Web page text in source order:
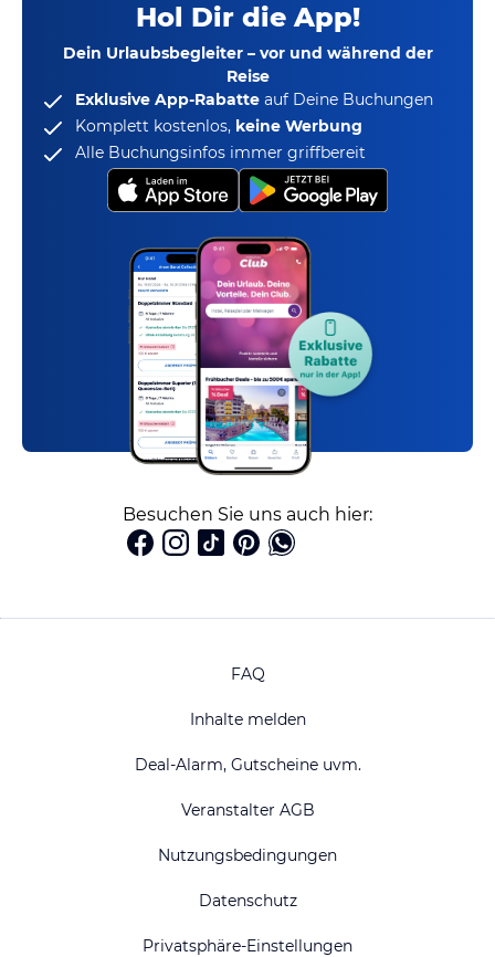
Hol Dir die App!
Dein Urlaubsbegleiter – vor und während der
Reise
Exklusive App-Rabatte auf Deine Buchungen
Komplett kostenlos, keine Werbung
Alle Buchungsinfos immer griffbereit
Besuchen Sie uns auch hier:
FAQ
Inhalte melden
Deal-Alarm, Gutscheine uvm.
Veranstalter AGB
Nutzungsbedingungen
Datenschutz
Privatsphäre-Einstellungen